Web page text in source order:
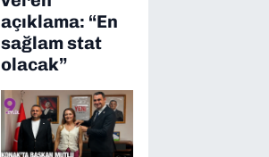
açıklama: “En
sağlam stat
olacak”